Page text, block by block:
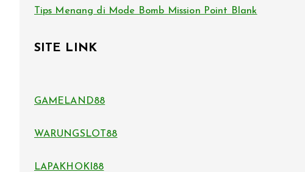
Tips Menang di Mode Bomb Mission Point Blank
SITE LINK
GAMELAND88
WARUNGSLOT88
LAPAKHOKI88